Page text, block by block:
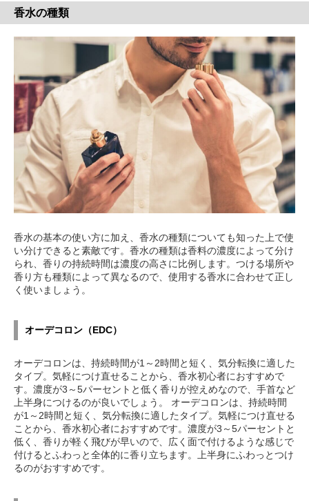
香水の種類
香水の基本の使い方に加え、香水の種類についても知った上で使
い分けできると素敵です。香水の種類は香料の濃度によって分け
られ、香りの持続時間は濃度の高さに比例します。つける場所や
香り方も種類によって異なるので、使用する香水に合わせて正し
く使いましょう。
オーデコロン（EDC）
オーデコロンは、持続時間が1～2時間と短く、気分転換に適した
タイプ。気軽につけ直せることから、香水初心者におすすめで
す。濃度が3～5パーセントと低く香りが控えめなので、手首など
上半身につけるのが良いでしょう。 オーデコロンは、持続時間
が1～2時間と短く、気分転換に適したタイプ。気軽につけ直せる
ことから、香水初心者におすすめです。濃度が3～5パーセントと
低く、香りが軽く飛びが早いので、広く面で付けるような感じで
付けるとふわっと全体的に香り立ちます。上半身にふわっとつけ
るのがおすすめです。